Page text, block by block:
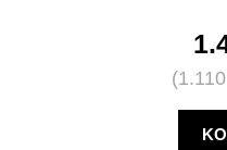
(1.110